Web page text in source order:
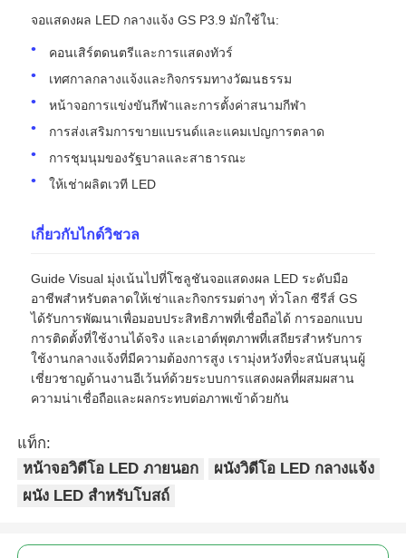
จอแสดงผล LED กลางแจ้ง GS P3.9 มักใช้ใน:
คอนเสิร์ตดนตรีและการแสดงทัวร์
เทศกาลกลางแจ้งและกิจกรรมทางวัฒนธรรม
หน้าจอการแข่งขันกีฬาและการตั้งค่าสนามกีฬา
การส่งเสริมการขายแบรนด์และแคมเปญการตลาด
การชุมนุมของรัฐบาลและสาธารณะ
ให้เช่าผลิตเวที LED
เกี่ยวกับไกด์วิชวล
Guide Visual มุ่งเน้นไปที่โซลูชันจอแสดงผล LED ระดับมือ
อาชีพสำหรับตลาดให้เช่าและกิจกรรมต่างๆ ทั่วโลก ซีรีส์ GS
ได้รับการพัฒนาเพื่อมอบประสิทธิภาพที่เชื่อถือได้ การออกแบบ
การติดตั้งที่ใช้งานได้จริง และเอาต์พุตภาพที่เสถียรสำหรับการ
ใช้งานกลางแจ้งที่มีความต้องการสูง เรามุ่งหวังที่จะสนับสนุนผู้
เชี่ยวชาญด้านงานอีเว้นท์ด้วยระบบการแสดงผลที่ผสมผสาน
ความน่าเชื่อถือและผลกระทบต่อภาพเข้าด้วยกัน
แท็ก:
หน้าจอวิดีโอ LED ภายนอก
ผนังวิดีโอ LED กลางแจ้ง
ผนัง LED สำหรับโบสถ์